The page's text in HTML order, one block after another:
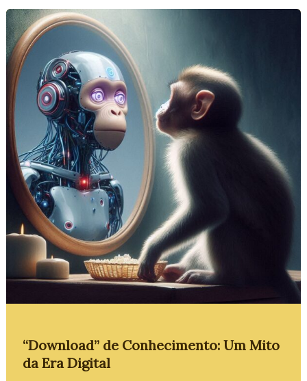
“Download” de Conhecimento: Um Mito
da Era Digital